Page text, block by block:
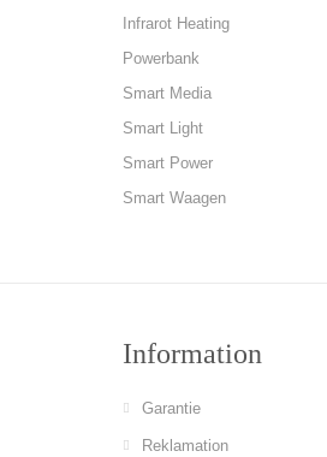
Infrarot Heating
Powerbank
Smart Media
Smart Light
Smart Power
Smart Waagen
Information
Garantie
Reklamation